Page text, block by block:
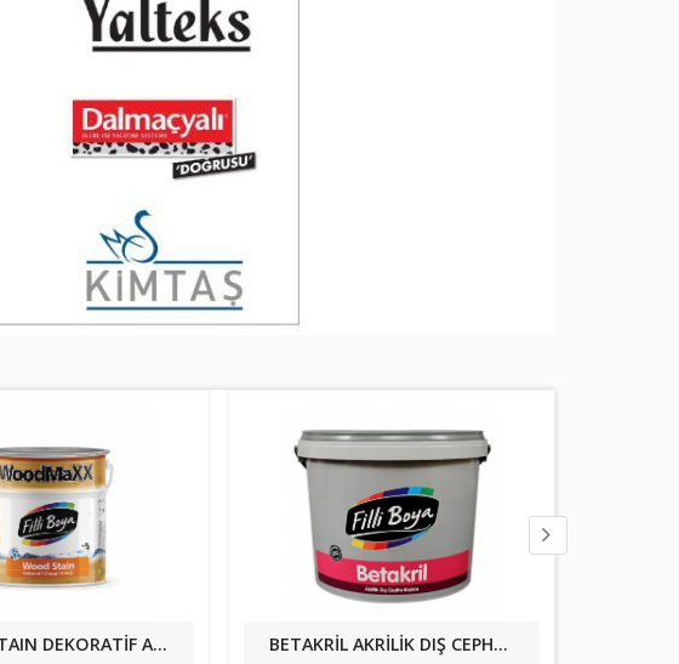
WOOD STAIN DEKORATİF AHŞAP VERNİĞİ BETAKRİL AKRİLİK DIŞ CEPHE BOYASI